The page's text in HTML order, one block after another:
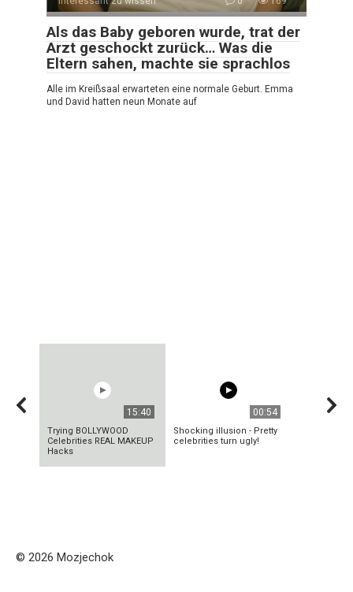
Als das Baby geboren wurde, trat der
Arzt geschockt zurück… Was die
Eltern sahen, machte sie sprachlos
Alle im Kreißsaal erwarteten eine normale Geburt. Emma
und David hatten neun Monate auf
15:40
Trying BOLLYWOOD
Celebrities REAL MAKEUP
Hacks
00:54
Shocking illusion - Pretty
celebrities turn ugly!
© 2026 Mozjechok